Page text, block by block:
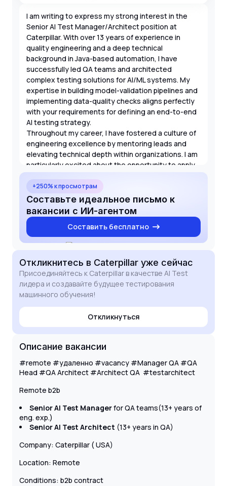
I am writing to express my strong interest in the
Senior AI Test Manager/Architect position at
Caterpillar. With over 13 years of experience in
quality engineering and a deep technical
background in Java-based automation, I have
successfully led QA teams and architected
complex testing solutions for AI/ML systems. My
expertise in building model-validation pipelines and
implementing data-quality checks aligns perfectly
with your requirements for defining an end-to-end
AI testing strategy.
Throughout my career, I have fostered a culture of
engineering excellence by mentoring leads and
elevating technical depth within organizations. I am
particularly excited about the opportunity to apply
my experience with Playwright, Karate, and AI-
driven testing frameworks to Caterpillar's
innovative projects. Having worked extensively in
English-speaking environments and Agile teams, I
am confident in my ability to manage multiple
priorities and deliver high-quality results while
maintaining the required overlap with the Chicago-
+250% к просмотрам
Составьте идеальное письмо к
вакансии с ИИ-агентом
Составить бесплатно
Откликнитесь в Caterpillar уже сейчас
Присоединяйтесь к Caterpillar в качестве AI Test
лидера и создавайте будущее тестирования
машинного обучения!
Откликнуться
Описание вакансии
#remote #удаленно #vacancy #Manager QA #QA
Head #QA Architect #Architect QA #testarchitect
Remote b2b
Senior AI Test Managerfor QA teams(13+ years of
eng. exp.)
Senior AI Test Architect (13+ years in QA)
Company: Caterpillar ( USA)
Location: Remote
Conditions: b2b contract